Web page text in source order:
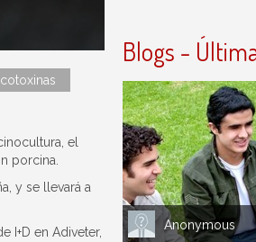
el
porcina.
y se llevará a
I+D en Adiveter,
Blogs -
Anonymous